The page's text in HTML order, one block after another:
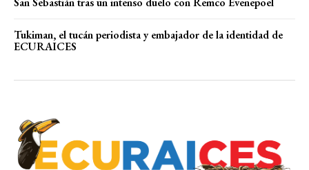
Tukiman, el tucán periodista y embajador de la identidad de
ECURAICES